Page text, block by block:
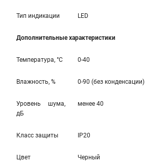
Тип индикации LED
Дополнительные характеристики
Температура, °С 0-40
Влажность, % 0-90 (без конденсации)
Уровень шума,
дБ
менее 40
Класс защиты IP20
Цвет Черный